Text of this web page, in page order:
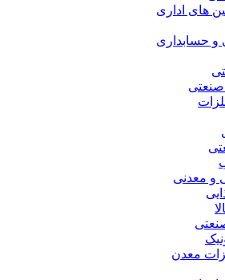
های اداری
و حسابداری
صنعتی
و معدنی
معدن